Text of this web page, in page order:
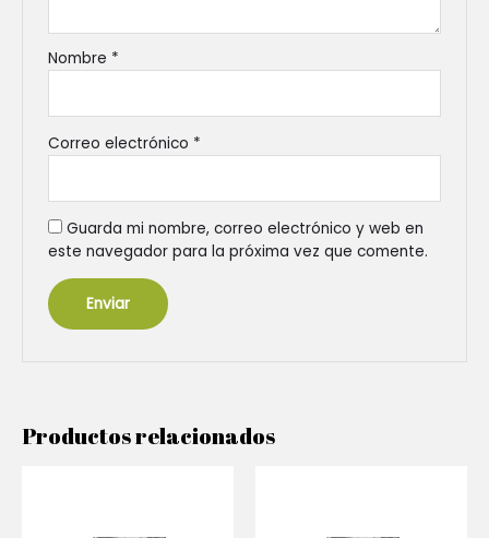
Nombre *
Correo electrónico *
Guarda mi nombre, correo electrónico y web en
este navegador para la próxima vez que comente.
Productos relacionados